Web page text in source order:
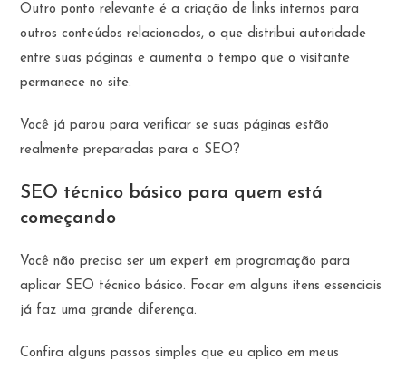
Outro ponto relevante é a criação de links internos para
outros conteúdos relacionados, o que distribui autoridade
entre suas páginas e aumenta o tempo que o visitante
permanece no site.
Você já parou para verificar se suas páginas estão
realmente preparadas para o SEO?
SEO técnico básico para quem está
começando
Você não precisa ser um expert em programação para
aplicar SEO técnico básico. Focar em alguns itens essenciais
já faz uma grande diferença.
Confira alguns passos simples que eu aplico em meus